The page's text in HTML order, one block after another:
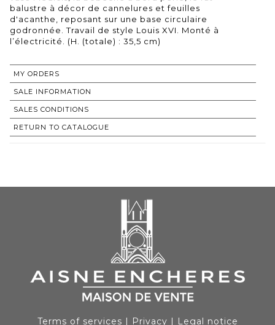
balustre à décor de cannelures et feuilles
d'acanthe, reposant sur une base circulaire
godronnée. Travail de style Louis XVI. Monté à
l’électricité. (H. (totale) : 35,5 cm)
MY ORDERS
SALE INFORMATION
SALES CONDITIONS
RETURN TO CATALOGUE
Terms of services | Privacy | Legal notice